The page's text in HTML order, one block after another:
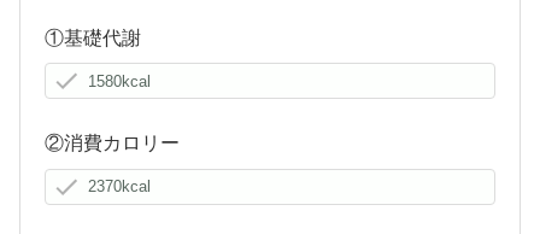
①基礎代謝
②消費カロリー